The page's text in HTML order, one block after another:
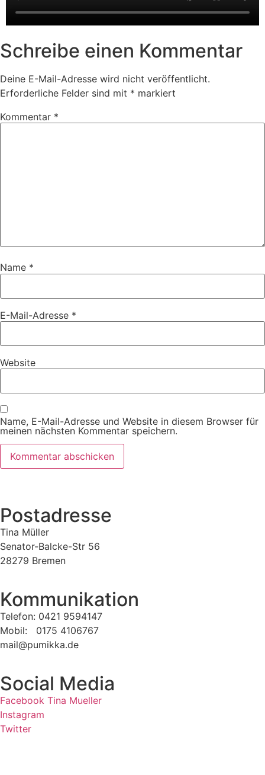
Schreibe einen Kommentar
Deine E-Mail-Adresse wird nicht veröffentlicht.
Erforderliche Felder sind mit * markiert
Kommentar *
Name *
E-Mail-Adresse *
Website
Name, E-Mail-Adresse und Website in diesem Browser für
meinen nächsten Kommentar speichern.
Postadresse
Tina Müller
Senator-Balcke-Str 56
28279 Bremen
Kommunikation
Telefon: 0421 9594147
Mobil: 0175 4106767
mail@pumikka.de
Social Media
Facebook Tina Mueller
Instagram
Twitter